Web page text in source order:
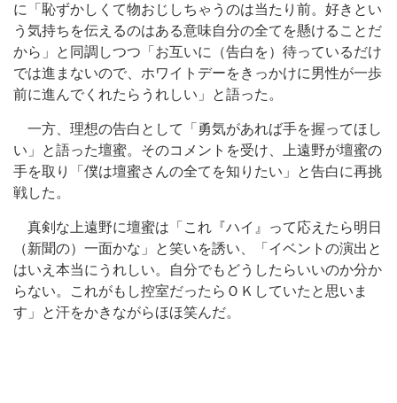
に「恥ずかしくて物おじしちゃうのは当たり前。好きとい
う気持ちを伝えるのはある意味自分の全てを懸けることだ
から」と同調しつつ「お互いに（告白を）待っているだけ
では進まないので、ホワイトデーをきっかけに男性が一歩
前に進んでくれたらうれしい」と語った。
一方、理想の告白として「勇気があれば手を握ってほし
い」と語った壇蜜。そのコメントを受け、上遠野が壇蜜の
手を取り「僕は壇蜜さんの全てを知りたい」と告白に再挑
戦した。
真剣な上遠野に壇蜜は「これ『ハイ』って応えたら明日
（新聞の）一面かな」と笑いを誘い、「イベントの演出と
はいえ本当にうれしい。自分でもどうしたらいいのか分か
らない。これがもし控室だったらＯＫしていたと思いま
す」と汗をかきながらほほ笑んだ。